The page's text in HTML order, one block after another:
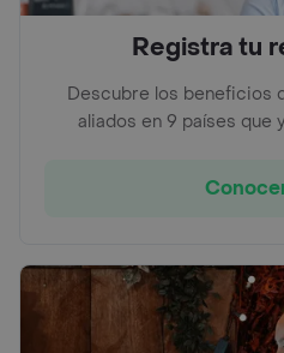
Registra tu
Descubre los beneficios
aliados en 9 países que